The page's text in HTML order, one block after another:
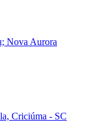
Nova Aurora
Criciúma - SC